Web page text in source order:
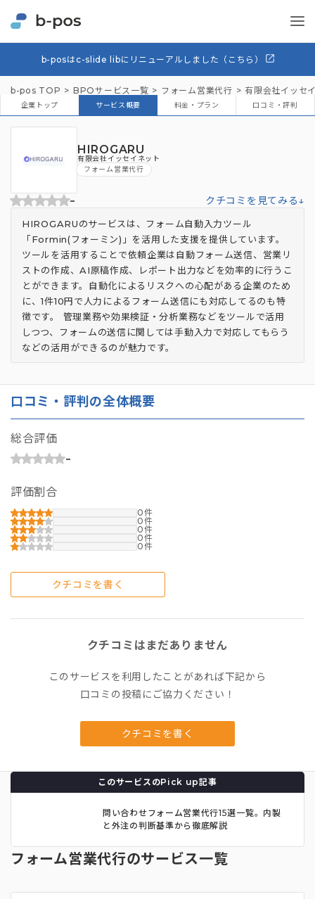
b-posはc-slide libにリニューアルしました（こちら）
b-pos TOP BPOサービス一覧 フォーム営業代行 有限会社イッセ
企業トップ サービス概要 料金・プラン 口コミ・評判
HIROGARU
有限会社イッセイネット
フォーム営業代行
- クチコミを見てみる↓
HIROGARUのサービスは、フォーム自動入力ツール
「Formin(フォーミン)」を活用した支援を提供しています。
ツールを活用することで依頼企業は自動フォーム送信、営業リ
ストの作成、AI原稿作成、レポート出力などを効率的に行うこ
とができます。自動化によるリスクへの心配がある企業のため
に、1件10円で人力によるフォーム送信にも対応してるのも特
徴です。 管理業務や効果検証・分析業務などをツールで活用
しつつ、フォームの送信に関しては手動入力で対応してもらう
などの活用ができるのが魅力です。
口コミ・評判の全体概要
総合評価
-
評価割合
0
0
0
0
0
クチコミを書く
クチコミはまだありません
このサービスを利用したことがあれば下記から
口コミの投稿にご協力ください！
クチコミを書く
このサービスのPick up記事
問い合わせフォーム営業代行15選一覧。内製
と外注の判断基準から徹底解説
フォーム営業代行のサービス一覧